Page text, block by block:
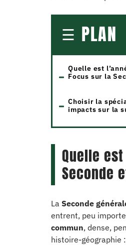
PLAN
Quelle est
Focus sur la
Choisir la
impacts sur la
Quelle
Seconde
La Seconde
entrent, peu
commun, dense,
histoire-géographie